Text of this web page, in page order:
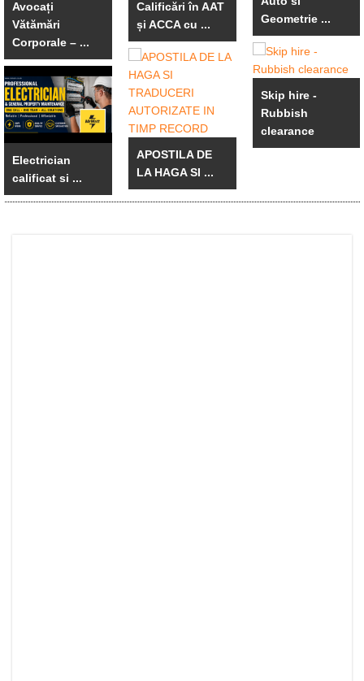
Avocați
Vătămări
Corporale – ...
Electrician
calificat si ...
Calificări în AAT
și ACCA cu ...
APOSTILA DE
LA HAGA SI ...
Geometrie ...
Skip hire -
Rubbish
clearance